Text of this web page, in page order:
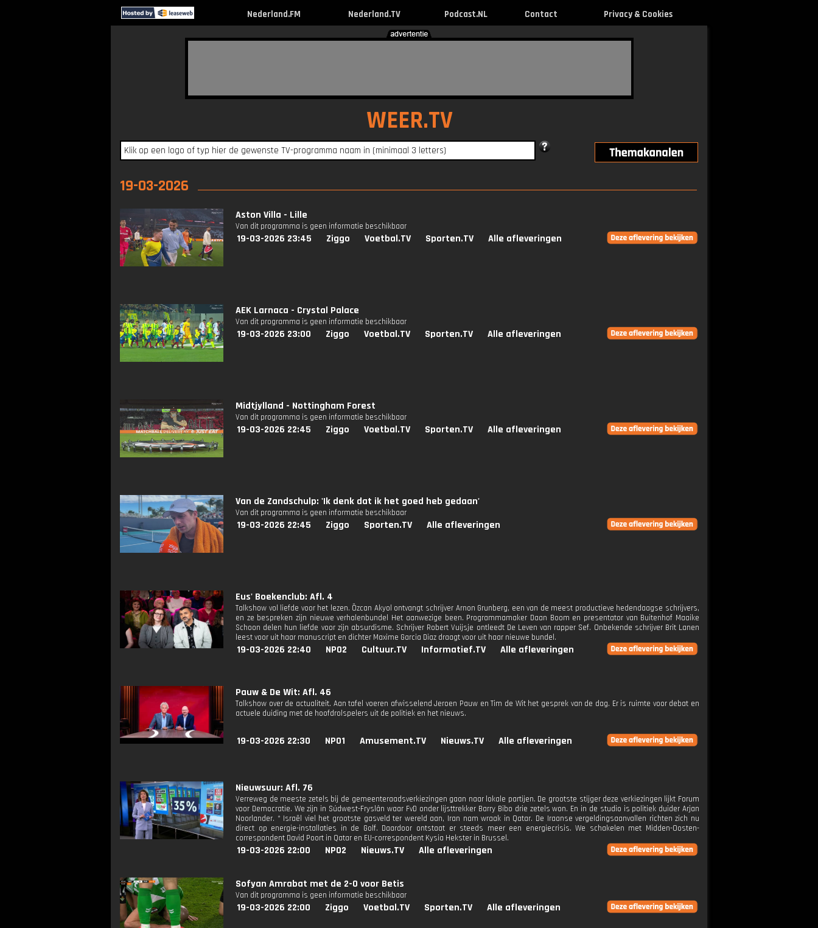
Nederland.FM Nederland.TV Podcast.NL Contact Privacy & Cookies
WEER.TV
19-03-2026
Aston Villa - Lille
Van dit programma is geen informatie beschikbaar
19-03-2026 23:45 Ziggo Voetbal.TV Sporten.TV Alle afleveringen
AEK Larnaca - Crystal Palace
Van dit programma is geen informatie beschikbaar
19-03-2026 23:00 Ziggo Voetbal.TV Sporten.TV Alle afleveringen
Midtjylland - Nottingham Forest
Van dit programma is geen informatie beschikbaar
19-03-2026 22:45 Ziggo Voetbal.TV Sporten.TV Alle afleveringen
Van de Zandschulp: 'Ik denk dat ik het goed heb gedaan'
Van dit programma is geen informatie beschikbaar
19-03-2026 22:45 Ziggo Sporten.TV Alle afleveringen
Eus' Boekenclub: Afl. 4
Talkshow vol liefde voor het lezen. Özcan Akyol ontvangt schrijver Arnon Grunberg, een van de meest productieve hedendaagse schrijvers,
en ze bespreken zijn nieuwe verhalenbundel Het aanwezige been. Programmamaker Daan Boom en presentator van Buitenhof Maaike
Schoon delen hun liefde voor zijn absurdisme. Schrijver Robert Vuijsje ontleedt De Leven van rapper Sef. Onbekende schrijver Brit Lanen
leest voor uit haar manuscript en dichter Maxime Garcia Diaz draagt voor uit haar nieuwe bundel.
19-03-2026 22:40 NPO2 Cultuur.TV Informatief.TV Alle afleveringen
Pauw & De Wit: Afl. 46
Talkshow over de actualiteit. Aan tafel voeren afwisselend Jeroen Pauw en Tim de Wit het gesprek van de dag. Er is ruimte voor debat en
actuele duiding met de hoofdrolspelers uit de politiek en het nieuws.
19-03-2026 22:30 NPO1 Amusement.TV Nieuws.TV Alle afleveringen
Nieuwsuur: Afl. 76
Verreweg de meeste zetels bij de gemeenteraadsverkiezingen gaan naar lokale partijen. De grootste stijger deze verkiezingen lijkt Forum
voor Democratie. We zijn in Súdwest-Fryslân waar FvD onder lijsttrekker Barry Bibo drie zetels won. En in de studio is politiek duider Arjan
Noorlander. * Israël viel het grootste gasveld ter wereld aan, Iran nam wraak in Qatar. De Iraanse vergeldingsaanvallen richten zich nu
direct op energie-installaties in de Golf. Daardoor ontstaat er steeds meer een energiecrisis. We schakelen met Midden-Oosten-
correspondent David Poort in Qatar en EU-correspondent Kysia Hekster in Brussel.
19-03-2026 22:00 NPO2 Nieuws.TV Alle afleveringen
Sofyan Amrabat met de 2-0 voor Betis
Van dit programma is geen informatie beschikbaar
19-03-2026 22:00 Ziggo Voetbal.TV Sporten.TV Alle afleveringen